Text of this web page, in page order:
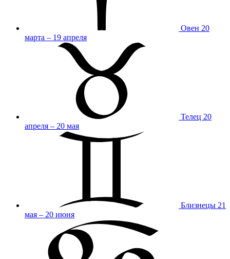
Овен 20
марта – 19 апреля
Телец 20
апреля – 20 мая
Близнецы 21
мая – 20 июня